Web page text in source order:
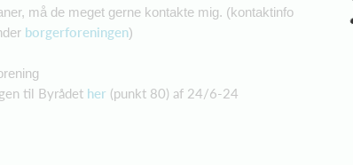
må de meget gerne kontakte mig. (kontaktinfo
borgerforeningen)
til Byrådet her (punkt 80) af 24/6-24